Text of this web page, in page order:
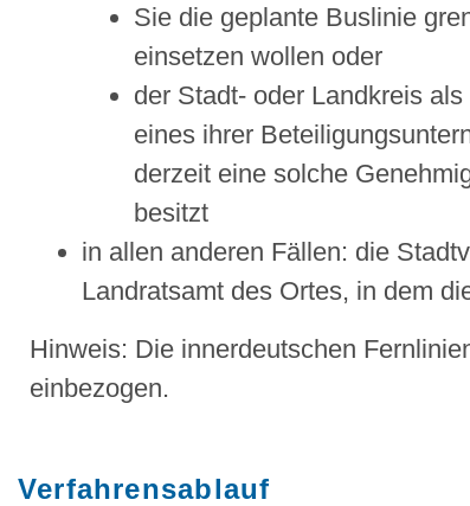
Sie die geplante Buslinie
einsetzen wollen oder
der Stadt- oder Landkreis
eines ihrer
derzeit eine solche
besitzt
in allen anderen Fällen: die
Landratsamt des Ortes, in dem
Hinweis: Die innerdeutschen
einbezogen.
Verfahrensablauf